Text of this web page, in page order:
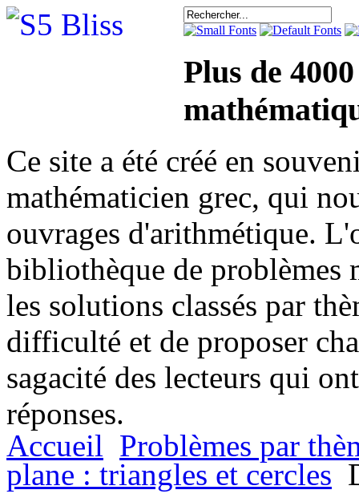
Plus de
Ce site a été créé en
mathématicien grec, qui
ouvrages d'arithmétique.
bibliothèque de problèmes
les solutions classés par
difficulté et de proposer
sagacité des lecteurs qui
réponses.
Accueil Problèmes par
plane : triangles et cercles